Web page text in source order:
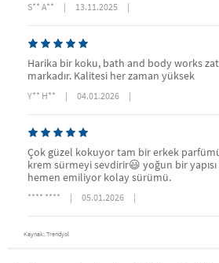
S** A** | 13.11.2025 |
Harika bir koku, bath and body works
markadır. Kalitesi her zaman yüksek
Y** H** | 04.01.2026 |
Çok güzel kokuyor tam bir erkek
krem sürmeyi sevdirir😃 yoğun bir
hemen emiliyor kolay sürümü.
**** **** | 05.01.2026 |
Kaynak: Trendyol